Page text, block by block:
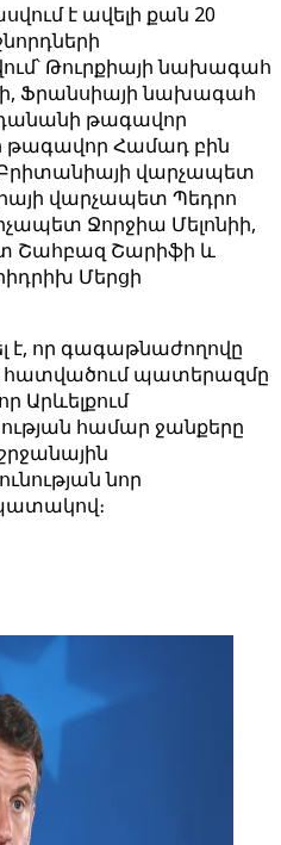
է ավելի քան 20
Թուրքիայի նախագահ
Ֆրանսիայի նախագահ
թագավոր
թագավոր Համադ բին
վարչապետ
վարչապետ Պեդրո
Ջորջիա Մելոնիի,
Շահբազ Շարիֆի և
Մերցի
է, որ գագաթնաժողովը
հատվածում պատերազմը
Արևելքում
համար ջանքերը
նոր